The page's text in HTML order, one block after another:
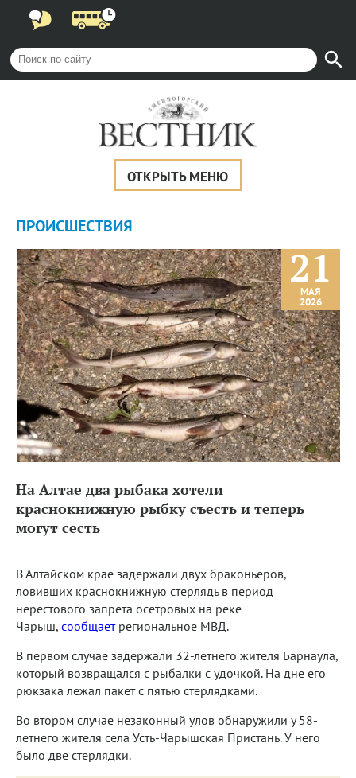
ОТКРЫТЬ МЕНЮ
ПРОИCШЕСТВИЯ
21
МАЯ
2026
На Алтае два рыбака хотели
краснокнижную рыбку съесть и теперь
могут сесть
В Алтайском крае задержали двух браконьеров,
ловивших краснокнижную стерлядь в период
нерестового запрета осетровых на реке
Чарыш, сообщаетрегиональное МВД.
В первом случае задержали 32-летнего жителя Барнаула,
который возвращался с рыбалки с удочкой. На дне его
рюкзака лежал пакет с пятью стерлядками.
Во втором случае незаконный улов обнаружили у 58-
летнего жителя села Усть-Чарышская Пристань. У него
было две стерлядки.